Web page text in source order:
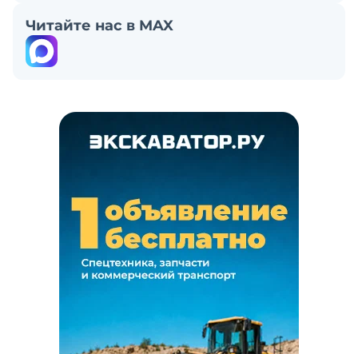
Читайте нас в MAX